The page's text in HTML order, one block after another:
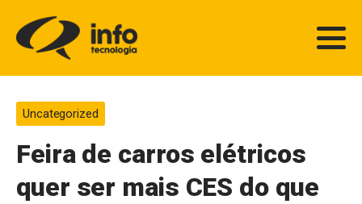
Uncategorized
Feira de carros elétricos
quer ser mais CES do que